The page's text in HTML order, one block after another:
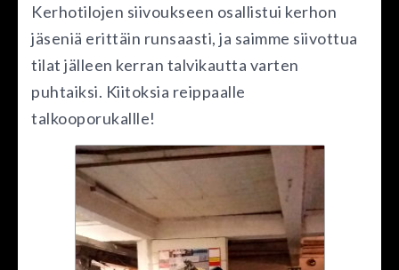
Kerhotilojen siivoukseen osallistui kerhon
jäseniä erittäin runsaasti, ja saimme siivottua
tilat jälleen kerran talvikautta varten
puhtaiksi. Kiitoksia reippaalle
talkooporukallle!